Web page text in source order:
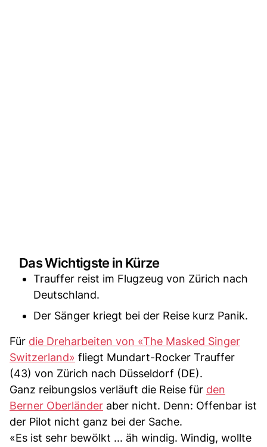
Das Wichtigste in Kürze
Trauffer reist im Flugzeug von Zürich nach
Deutschland.
Der Sänger kriegt bei der Reise kurz Panik.
Für die Dreharbeiten von «The Masked Singer
Switzerland» fliegt Mundart-Rocker Trauffer
(43) von Zürich nach Düsseldorf (DE).
Ganz reibungslos verläuft die Reise für den
Berner Oberländer aber nicht. Denn: Offenbar ist
der Pilot nicht ganz bei der Sache.
«Es ist sehr bewölkt ... äh windig. Windig, wollte